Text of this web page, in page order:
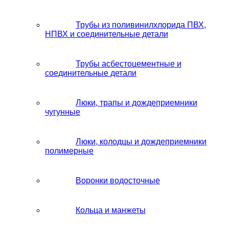
Трубы из поливинилхлорида ПВХ,
НПВХ и соединительные детали
Трубы асбестоцементные и
соединительные детали
Люки, трапы и дождеприемники
чугунные
Люки, колодцы и дождеприемники
полимерные
Воронки водосточные
Кольца и манжеты